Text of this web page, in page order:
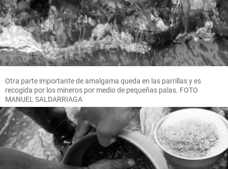
Otra parte importante de amalgama queda en las parrillas y es
recogida por los mineros por medio de pequeñas palas. FOTO
MANUEL SALDARRIAGA